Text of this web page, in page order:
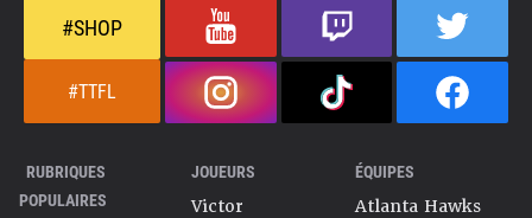
#SHOP
#TTFL
RUBRIQUES
POPULAIRES
JOUEURS
Victor
ÉQUIPES
Atlanta Hawks